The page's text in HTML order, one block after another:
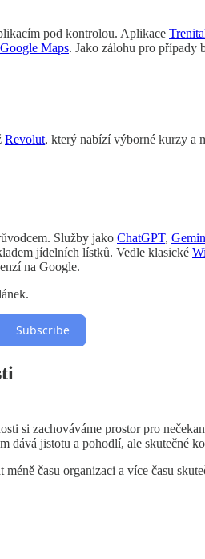
pod kontrolou. Aplikace
Google Maps. Jako zálohu pro případy
Revolut, který nabízí výborné kurzy a
Služby jako ChatGPT,
jídelních lístků. Vedle klasické
na Google.
Subscribe
si zachováváme prostor pro
dává jistotu a pohodlí, ale skutečné
času organizaci a více času